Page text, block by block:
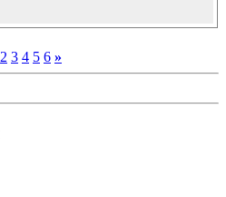
2 3 4 5 6 »